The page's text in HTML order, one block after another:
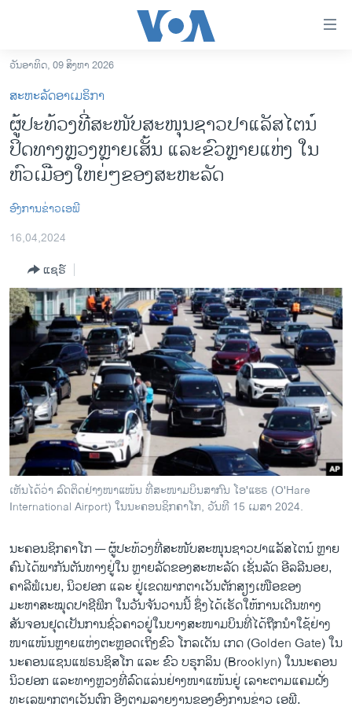
ເຂົ້າ
ຫາ
ຂ້າມ
ຂ້າມ
ຂ້າມ
ໄປ
ຫາ
ຊອກ
ລາວ
ອາເມຣິກາ
ການເລືອກຕັ້ງ ປະທານາທີບໍດີ ສະຫະລັດ 2024
ອິດສະຫຼະພາບດ້ານການຂ່າວ
ຊີວິດຊາວລາວ
ຊຸມຊົນຊາວລາວ
ວິທະຍາສາດ-ເທັກໂນໂລຈີ
ທຸລະກິດ
ພາສາອັງກິດ
ວີດີໂອ
ສຽງ
ລາຍການກະຈາຍສຽງ
ພາສາຕ່າງໆ
ວັນອາທິດ, 09 ສິງຫາ 2026
ສະຫະລັດອາເມຣິກາ
ຜູ້ປະທ້ວງທີ່ສະໜັບສະໜຸນຊາວປາແລັສໄຕນ໌
ປິດທາງຫຼວງຫຼາຍເສັ້ນ ແລະຂົວຫຼາຍແຫ່ງ ໃນ
ຫົວເມືອງໃຫຍ່ໆຂອງສະຫະລັດ
ອົງການຂ່າວເອພີ
16,04,2024
ແຊຣ໌
ເຫັນໄດ້ວ່າ ລົດຕິດຢ່າງໜາແໜ້ນ ທີ່ສະໜາມບິນສາກົນ ໂອ'ແຮຣ (O'Hare
International Airport) ໃນນະຄອນຊິກຄາໂກ, ວັນທີ 15 ເມສາ 2024.
ນະຄອນຊິກຄາໂກ —ຜູ້ປະທ້ວງທີ່ສະໜັບສະໜຸນຊາວປາແລັສໄຕນ໌ ຫຼາຍ
ຄົນໄດ້ພາກັນຕັນທາງຢູ່ໃນ ຫຼາຍລັດຂອງສະຫະລັດ ເຊັ່ນລັດ ອີລລີນອຍ,
ຄາລີຟໍເນຍ, ນິວຢອກ ແລະ ຢູ່ເຂດພາກຕາເວັນຕັກສຽງເໜືອຂອງ
ມະຫາສະໝຸດປາຊີຟິກ ໃນວັນຈັນວານນີ້ ຊຶ່ງໄດ້ເຮັດໃຫ້ການເດີນທາງ
ສັນຈອນຢຸດເປັນການຊົ່ວຄາວຢູ່ໃນບາງສະໜາມບິນທີ່ໄດ້ຖືກນຳໃຊ້ຢ່າງ
ໜາແໜ້ນຫຼາຍແຫ່ງຕະຫຼອດເຖິງຂົວ ໂກລເດັນ ເກດ (Golden Gate) ໃນ
ນະຄອນແຊນແຟຣນຊິສໂກ ແລະ ຂົວ ບຣຸກລິນ (Brooklyn) ໃນນະຄອນ
ນິວຢອກ ແລະທາງຫຼວງທີ່ລົດແລ່ນຢ່າງໜາແໜ້ນຢູ່ ເລາະຕາມແຄມຝັ່ງ
ທະເລພາກຕາເວັນຕົກ ອີງຕາມລາຍງານຂອງອົງການຂ່າວ ເອພີ.